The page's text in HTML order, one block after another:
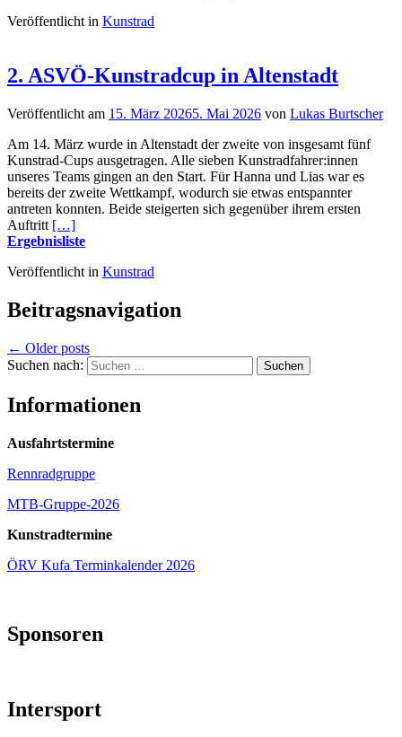
Veröffentlicht in Kunstrad
2. ASVÖ-Kunstradcup in Altenstadt
Veröffentlicht am 15. März 20265. Mai 2026 von Lukas Burtscher
Am 14. März wurde in Altenstadt der zweite von insgesamt fünf
Kunstrad-Cups ausgetragen. Alle sieben Kunstradfahrer:innen
unseres Teams gingen an den Start. Für Hanna und Lias war es
bereits der zweite Wettkampf, wodurch sie etwas entspannter
antreten konnten. Beide steigerten sich gegenüber ihrem ersten
Auftritt […]
Ergebnisliste
Veröffentlicht in Kunstrad
Beitragsnavigation
← Older posts
Suchen nach:
Informationen
Ausfahrtstermine
Rennradgruppe
MTB-Gruppe-2026
Kunstradtermine
ÖRV Kufa Terminkalender 2026
Sponsoren
Intersport